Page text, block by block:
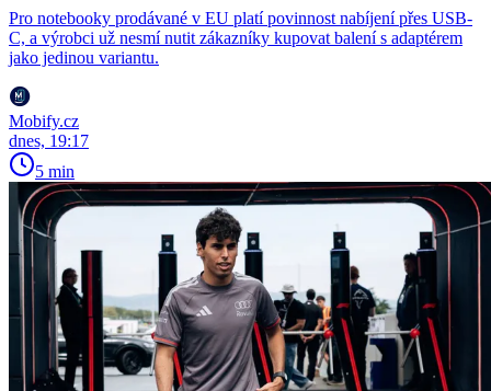
Pro notebooky prodávané v EU platí povinnost nabíjení přes USB-
C, a výrobci už nesmí nutit zákazníky kupovat balení s adaptérem
jako jedinou variantu.
Mobify.cz
dnes, 19:17
5 min